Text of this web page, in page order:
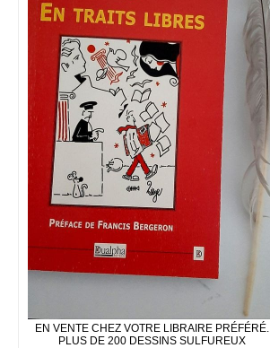
EN VENTE CHEZ VOTRE LIBRAIRE PRÉFÉRÉ.
PLUS DE 200 DESSINS SULFUREUX